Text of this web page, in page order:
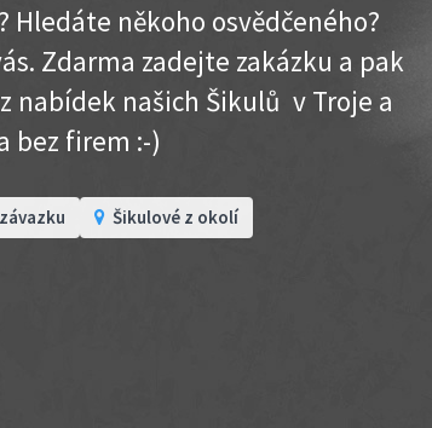
někoho osvědčeného?
Zdarma zadejte zakázku a pak
nabídek našich Šikulů v Troje a
bez firem :-)
Šikulové z okolí